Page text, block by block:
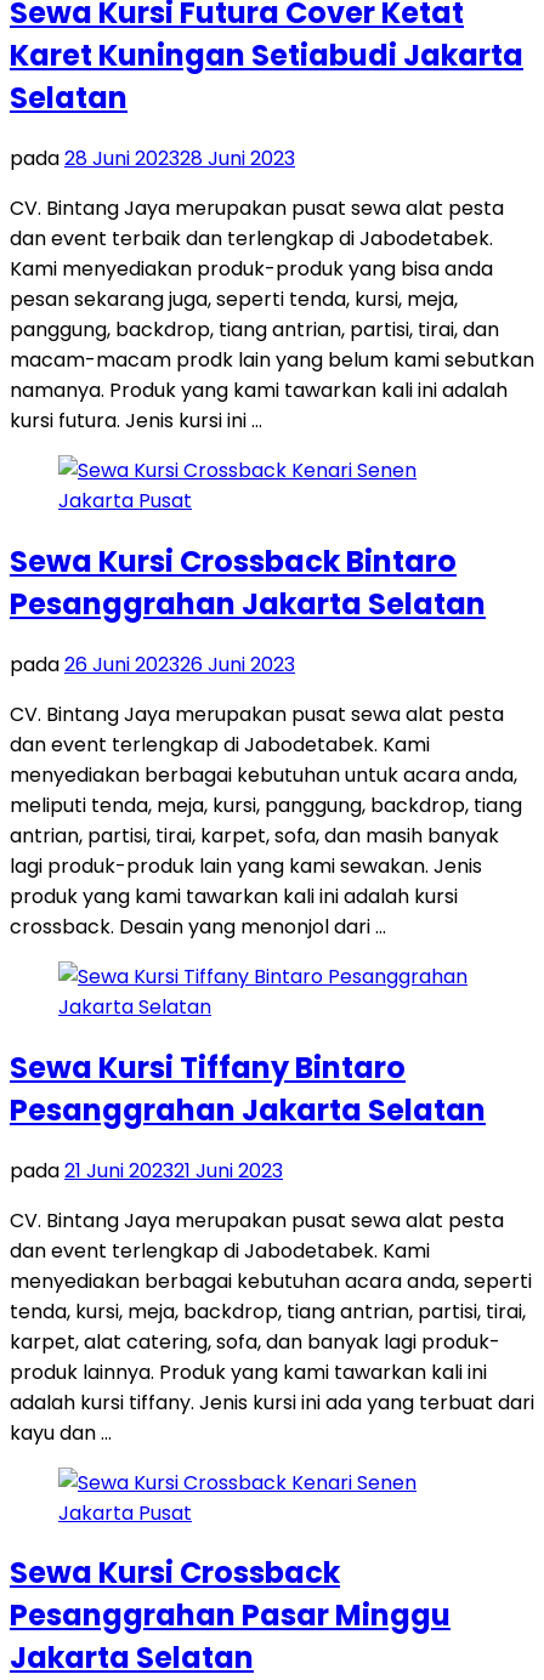
Sewa Kursi Futura Cover Ketat
Karet Kuningan Setiabudi Jakarta
Selatan
pada28 Juni 202328 Juni 2023
CV. Bintang Jaya merupakan pusat sewa alat pesta
dan event terbaik dan terlengkap di Jabodetabek.
Kami menyediakan produk-produk yang bisa anda
pesan sekarang juga, seperti tenda, kursi, meja,
panggung, backdrop, tiang antrian, partisi, tirai, dan
macam-macam prodk lain yang belum kami sebutkan
namanya. Produk yang kami tawarkan kali ini adalah
kursi futura. Jenis kursi ini …
Sewa Kursi Crossback Bintaro
Pesanggrahan Jakarta Selatan
pada26 Juni 202326 Juni 2023
CV. Bintang Jaya merupakan pusat sewa alat pesta
dan event terlengkap di Jabodetabek. Kami
menyediakan berbagai kebutuhan untuk acara anda,
meliputi tenda, meja, kursi, panggung, backdrop, tiang
antrian, partisi, tirai, karpet, sofa, dan masih banyak
lagi produk-produk lain yang kami sewakan. Jenis
produk yang kami tawarkan kali ini adalah kursi
crossback. Desain yang menonjol dari …
Sewa Kursi Tiffany Bintaro
Pesanggrahan Jakarta Selatan
pada21 Juni 202321 Juni 2023
CV. Bintang Jaya merupakan pusat sewa alat pesta
dan event terlengkap di Jabodetabek. Kami
menyediakan berbagai kebutuhan acara anda, seperti
tenda, kursi, meja, backdrop, tiang antrian, partisi, tirai,
karpet, alat catering, sofa, dan banyak lagi produk-
produk lainnya. Produk yang kami tawarkan kali ini
adalah kursi tiffany. Jenis kursi ini ada yang terbuat dari
kayu dan …
Sewa Kursi Crossback
Pesanggrahan Pasar Minggu
Jakarta Selatan